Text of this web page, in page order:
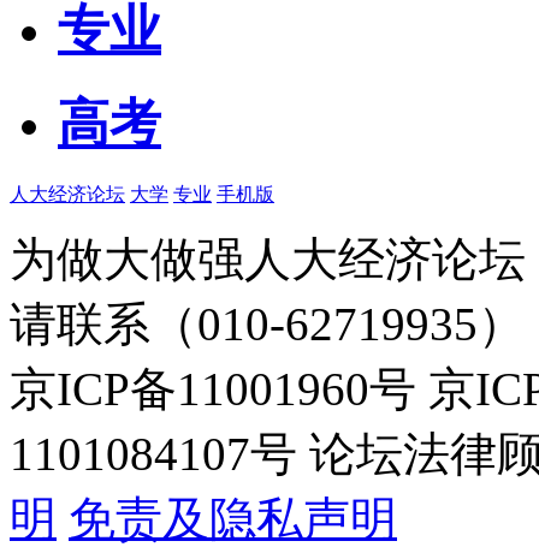
专业
高考
人大经济论坛 大学 专业 手机版
为做大做强人大经济论
请联系（010-62719935）
京ICP备11001960号 京
1101084107号 论坛法律
明 免责及隐私声明